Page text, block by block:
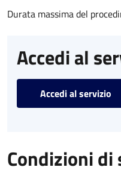
Durata massima del
Accedi al
Accedi al servizio
Condizioni di